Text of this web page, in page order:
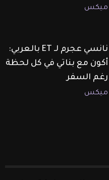
ميكس
نانسي عجرم لـ ET بالعربي:
أكون مع بناتي في كل لحظة
رغم السفر
ميكس